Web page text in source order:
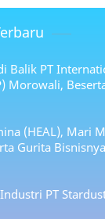
Balik PT
Morowali,
(HEAL), Mari
Gurita Bisnisnya
PT